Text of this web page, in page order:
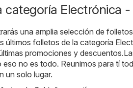
Electrónica -
una amplia selección de
últimos folletos de la categoría
promociones y
no es todo. Reunimos para tí
un solo lugar.